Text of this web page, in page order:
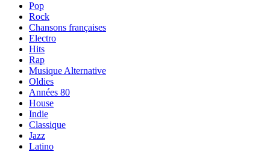
Pop
Rock
Chansons françaises
Electro
Hits
Rap
Musique Alternative
Oldies
Années 80
House
Indie
Classique
Jazz
Latino